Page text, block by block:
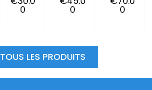
0 0 0
TOUS LES PRODUITS